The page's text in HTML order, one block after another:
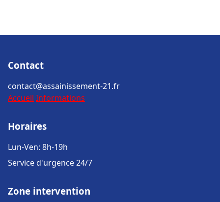
Contact
contact@assainissement-21.fr
Accueil Informations
Horaires
Lun-Ven: 8h-19h
Service d'urgence 24/7
Zone intervention